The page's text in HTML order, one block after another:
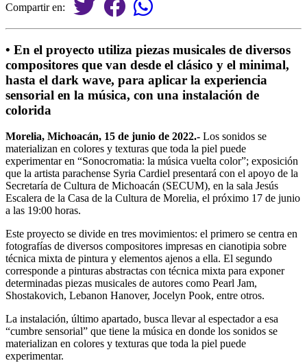
Compartir en:
• En el proyecto utiliza piezas musicales de diversos
compositores que van desde el clásico y el minimal,
hasta el dark wave, para aplicar la experiencia
sensorial en la música, con una instalación de
colorida
Morelia, Michoacán, 15 de junio de 2022.- Los sonidos se
materializan en colores y texturas que toda la piel puede
experimentar en “Sonocromatia: la música vuelta color”; exposición
que la artista parachense Syria Cardiel presentará con el apoyo de la
Secretaría de Cultura de Michoacán (SECUM), en la sala Jesús
Escalera de la Casa de la Cultura de Morelia, el próximo 17 de junio
a las 19:00 horas.
Este proyecto se divide en tres movimientos: el primero se centra en
fotografías de diversos compositores impresas en cianotipia sobre
técnica mixta de pintura y elementos ajenos a ella. El segundo
corresponde a pinturas abstractas con técnica mixta para exponer
determinadas piezas musicales de autores como Pearl Jam,
Shostakovich, Lebanon Hanover, Jocelyn Pook, entre otros.
La instalación, último apartado, busca llevar al espectador a esa
“cumbre sensorial” que tiene la música en donde los sonidos se
materializan en colores y texturas que toda la piel puede
experimentar.